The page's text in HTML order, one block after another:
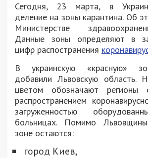
Сегодня, 23 марта, в
деление на зоны карантина. Об
Министерстве
Данные зоны определяют в
цифр распостранения
В украинскую «красную»
добавили Львовскую область.
цветом обозначают регионы
распространением
загруженностью
больницах. Помимо
зоне остаются:
город Киев,